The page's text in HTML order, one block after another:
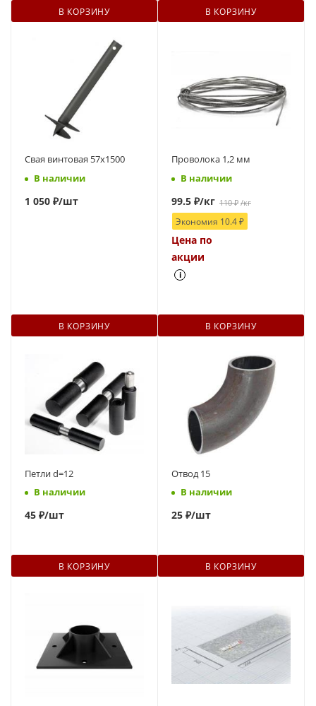
В КОРЗИНУ В КОРЗИНУ
Свая винтовая 57x1500
В наличии
1 050 ₽/шт
В КОРЗИНУ
Проволока 1,2 мм
В наличии
110₽ /кг
99.5 ₽/кг
Экономия 10.4₽
Цена по
акции
i
В КОРЗИНУ
Петли d=12
В наличии
45 ₽/шт
В КОРЗИНУ
Отвод 15
В наличии
25 ₽/шт
В КОРЗИНУ